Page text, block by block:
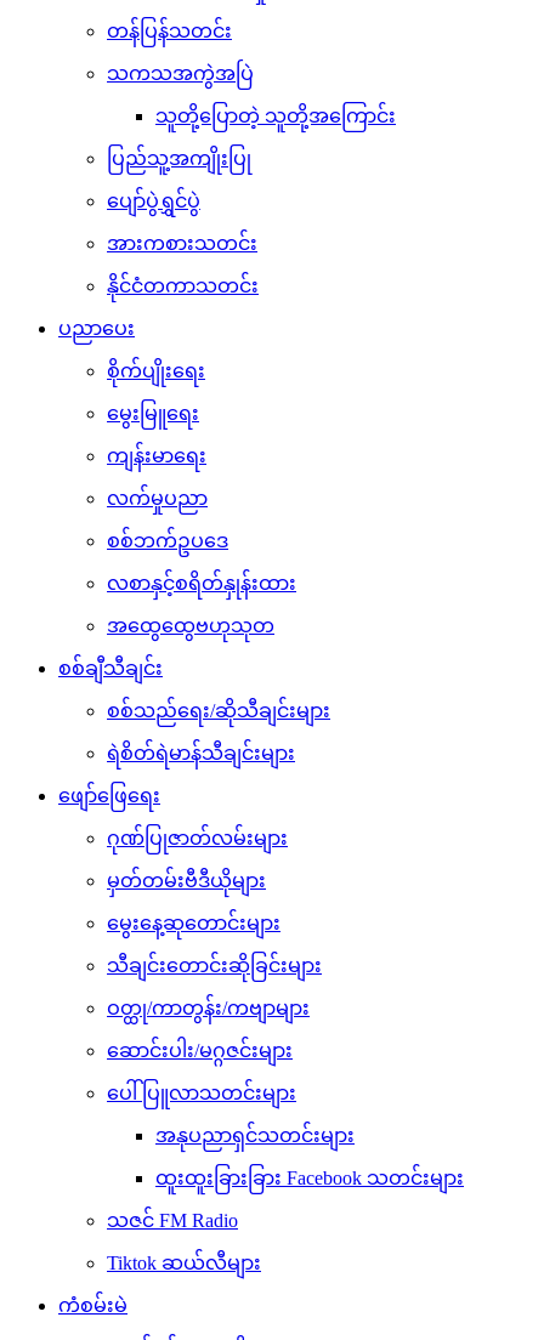
တန်ပြန်သတင်း
သကသအကွဲအပြဲ
သူတို့ပြောတဲ့ သူတို့အကြောင်း
ပြည်သူ့အကျိုးပြု
ပျော်ပွဲရွှင်ပွဲ
အားကစားသတင်း
နိုင်ငံတကာသတင်း
ပညာပေး
စိုက်ပျိုးရေး
မွေးမြူရေး
ကျန်းမာရေး
လက်မှုပညာ
စစ်ဘက်ဥပဒေ
လစာနှင့်စရိတ်နှုန်းထား
အထွေထွေဗဟုသုတ
စစ်ချီသီချင်း
စစ်သည်ရေး/ဆိုသီချင်းများ
ရဲစိတ်ရဲမာန်သီချင်းများ
ဖျော်ဖြေရေး
ဂုဏ်ပြုဇာတ်လမ်းများ
မှတ်တမ်းဗီဒီယိုများ
မွေးနေ့ဆုတောင်းများ
သီချင်းတောင်းဆိုခြင်းများ
ဝတ္ထု/ကာတွန်း/ကဗျာများ
ဆောင်းပါး/မဂ္ဂဇင်းများ
ပေါ်ပြူလာသတင်းများ
အနုပညာရှင်သတင်းများ
ထူးထူးခြားခြား Facebook သတင်းများ
သဇင် FM Radio
Tiktok ဆယ်လီများ
ကံစမ်းမဲ